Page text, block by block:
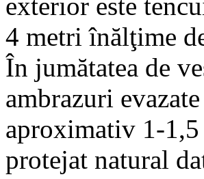
exterior este
4 metri înălţime
În jumătatea de
ambrazuri
aproximativ 1-1,5
protejat natural